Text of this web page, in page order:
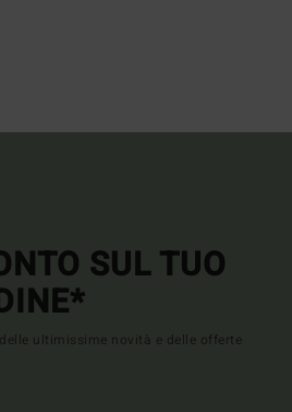
SUL TUO
ultimissime novità e delle offerte